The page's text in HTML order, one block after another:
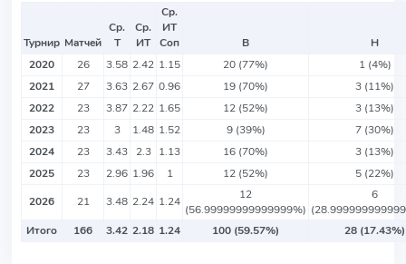
Турнир Матчей
Ср.
Т
Ср.
ИТ
Ср.
ИТ
Соп
В
Н
2020
26 3.58 2.42 1.15 20 (77%)
1 (4%)
2021
27 3.63 2.67 0.96 19 (70%)
3 (11%)
2022
23 3.87 2.22 1.65 12 (52%)
3 (13%)
2023
23 3 1.48 1.52 9 (39%)
7 (30%)
2024
23 3.43 2.3 1.13 16 (70%)
3 (13%)
2025
23 2.96 1.96 1 12 (52%)
5 (22%)
2026
21 3.48 2.24 1.24
12
(56.99999999999999%)
6
Итого
166 3.42 2.18 1.24 100 (59.57%) 28 (17.43%)